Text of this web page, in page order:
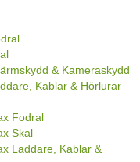
& Kameraskydd
Kablar & Hörlurar
Fodral
Skal
Laddare, Kablar &